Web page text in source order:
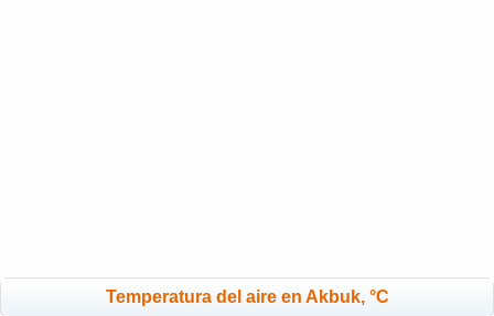
Temperatura del aire en Akbuk, °C